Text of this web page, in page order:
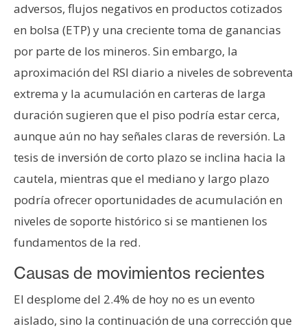
u
b
l
i
i
d
a
d
adversos, flujos negativos en productos cotizados
en bolsa (ETP) y una creciente toma de ganancias
por parte de los mineros. Sin embargo, la
aproximación del RSI diario a niveles de sobreventa
extrema y la acumulación en carteras de larga
duración sugieren que el piso podría estar cerca,
aunque aún no hay señales claras de reversión. La
tesis de inversión de corto plazo se inclina hacia la
cautela, mientras que el mediano y largo plazo
podría ofrecer oportunidades de acumulación en
niveles de soporte histórico si se mantienen los
fundamentos de la red.
Causas de movimientos recientes
El desplome del 2.4% de hoy no es un evento
aislado, sino la continuación de una corrección que